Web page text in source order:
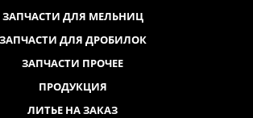
ЗАПЧАСТИ ДЛЯ МЕЛЬНИЦ
ЗАПЧАСТИ ДЛЯ ДРОБИЛОК
ЗАПЧАСТИ ПРОЧЕЕ
ПРОДУКЦИЯ
ЛИТЬЕ НА ЗАКАЗ